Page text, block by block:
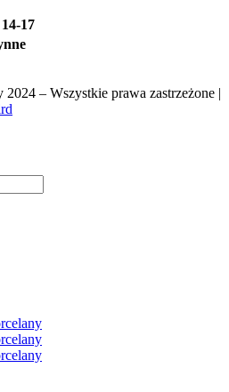
17
– Wszystkie prawa zastrzeżone |